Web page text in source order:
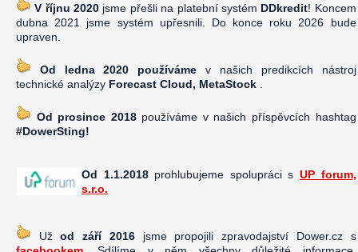
V říjnu 2020 jsme přešli na platební systém DDkredit! Koncem
dubna 2021 jsme systém upřesnili. Do konce roku 2026 bude
upraven.
Od ledna 2020 používáme v našich predikcích nástroj
technické analýzy Forecast Cloud, MetaStock
Od prosince 2018používáme v našich příspěvcích hashtag
#DowerSting!
Od 1.1.2018prohlubujeme spolupráci sUP forum,
s.r.o.
Užod září 2016jsme propojili zpravodajství Dower.cz s